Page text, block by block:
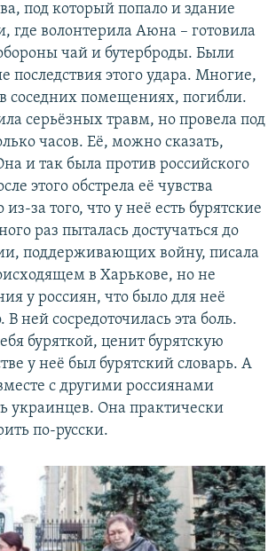
под который попало и здание
где волонтерила Аюна – готовила
чай и бутерброды. Были
последствия этого удара. Многие,
соседних помещениях, погибли.
серьёзных травм, но провела под
часов. Её, можно сказать,
и так была против российского
этого обстрела её чувства
за того, что у неё есть бурятские
раз пыталась достучаться до
поддерживающих войну, писала
в Харькове, но не
у россиян, что было для неё
В ней сосредоточилась эта боль.
буряткой, ценит бурятскую
у неё был бурятский словарь. А
с другими россиянами
украинцев. Она практически
по-русски.